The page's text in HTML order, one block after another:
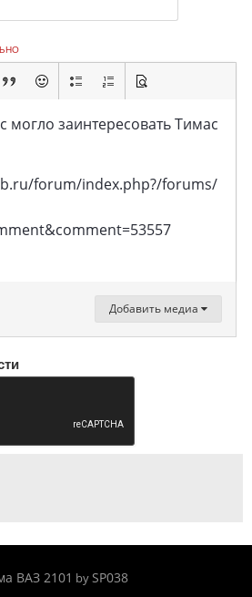
могло заинтересовать Тимас
forum/index.php?/forums/
Добавить медиа
ВАЗ 2101 by SP038